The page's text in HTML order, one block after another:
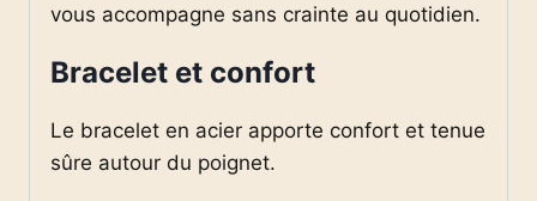
vous accompagne sans crainte au quotidien.
Bracelet et confort
Le bracelet en acier apporte confort et tenue
sûre autour du poignet.